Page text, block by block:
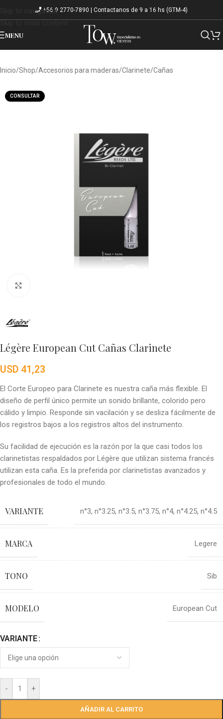
Skip to navigation
Skip to main content
+56 9 2770-7890 | Contactanos de 9 a 16 hs (GTM-4)
MENU
Inicio/Shop/Accesorios para maderas/Clarinete/Cañas
CONSULTAR
Légère European Cut Cañas Clarinete
USD 41,23
El Corte Europeo para Clarinete es nuestra caña más flexible. El
diseño de perfil único permite un sonido brillante, colorido pero
cálido y limpio. Responde sin vacilación y se desliza fácilmente de
los registros bajos a los registros altos del instrumento.
Su facilidad de ejecución es la razón por la que casi todos los
clarinetistas respaldados por Légère que utilizan sistema francés
utilizan esta caña. Es la preferida por clarinetistas avanzados y
profesionales de todo el mundo.
VARIANTE n°3, n°3.25, n°3.5, n°3.75, n°4, n°4.25, n°4.5
MARCA Legere
TONO Sib
MODELO European Cut
VARIANTE
- +
AÑADIR AL CARRITO